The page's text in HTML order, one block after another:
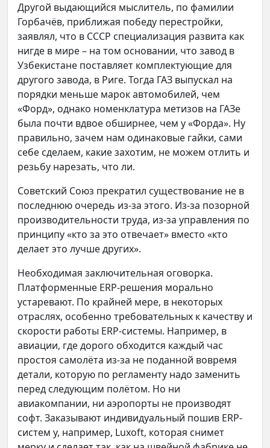
Другой выдающийся мыслитель, по фамилии
Горбачёв, приближая победу перестройки,
заявлял, что в СССР специализация развита как
нигде в мире – на том основании, что завод в
Узбекистане поставляет комплектующие для
другого завода, в Риге. Тогда ГАЗ выпускал на
порядки меньше марок автомобилей, чем
«Форд», однако номенклатура метизов на ГАЗе
была почти вдвое обширнее, чем у «Форда». Ну
правильно, зачем нам одинаковые гайки, сами
себе сделаем, какие захотим, не можем отлить и
резьбу нарезать, что ли.
Советский Союз прекратил существование не в
последнюю очередь из-за этого. Из-за позорной
производительности труда, из-за управления по
принципу «кто за это отвечает» вместо «кто
делает это лучше других».
Необходимая заключительная оговорка.
Платформенные ERP-решения морально
устаревают. По крайней мере, в некоторых
отраслях, особенно требовательных к качеству и
скорости работы ERP-системы. Например, в
авиации, где дорого обходится каждый час
простоя самолёта из-за не поданной вовремя
детали, которую по регламенту надо заменить
перед следующим полётом. Но ни
авиакомпании, ни аэропорты не производят
софт. Заказывают индивидуальный пошив ERP-
систем у, например, Luxoft, которая снимет